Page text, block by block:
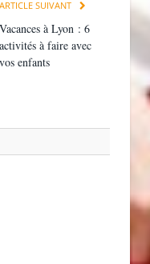
ARTICLE SUIVANT
Vacances à Lyon : 6
activités à faire avec
vos enfants